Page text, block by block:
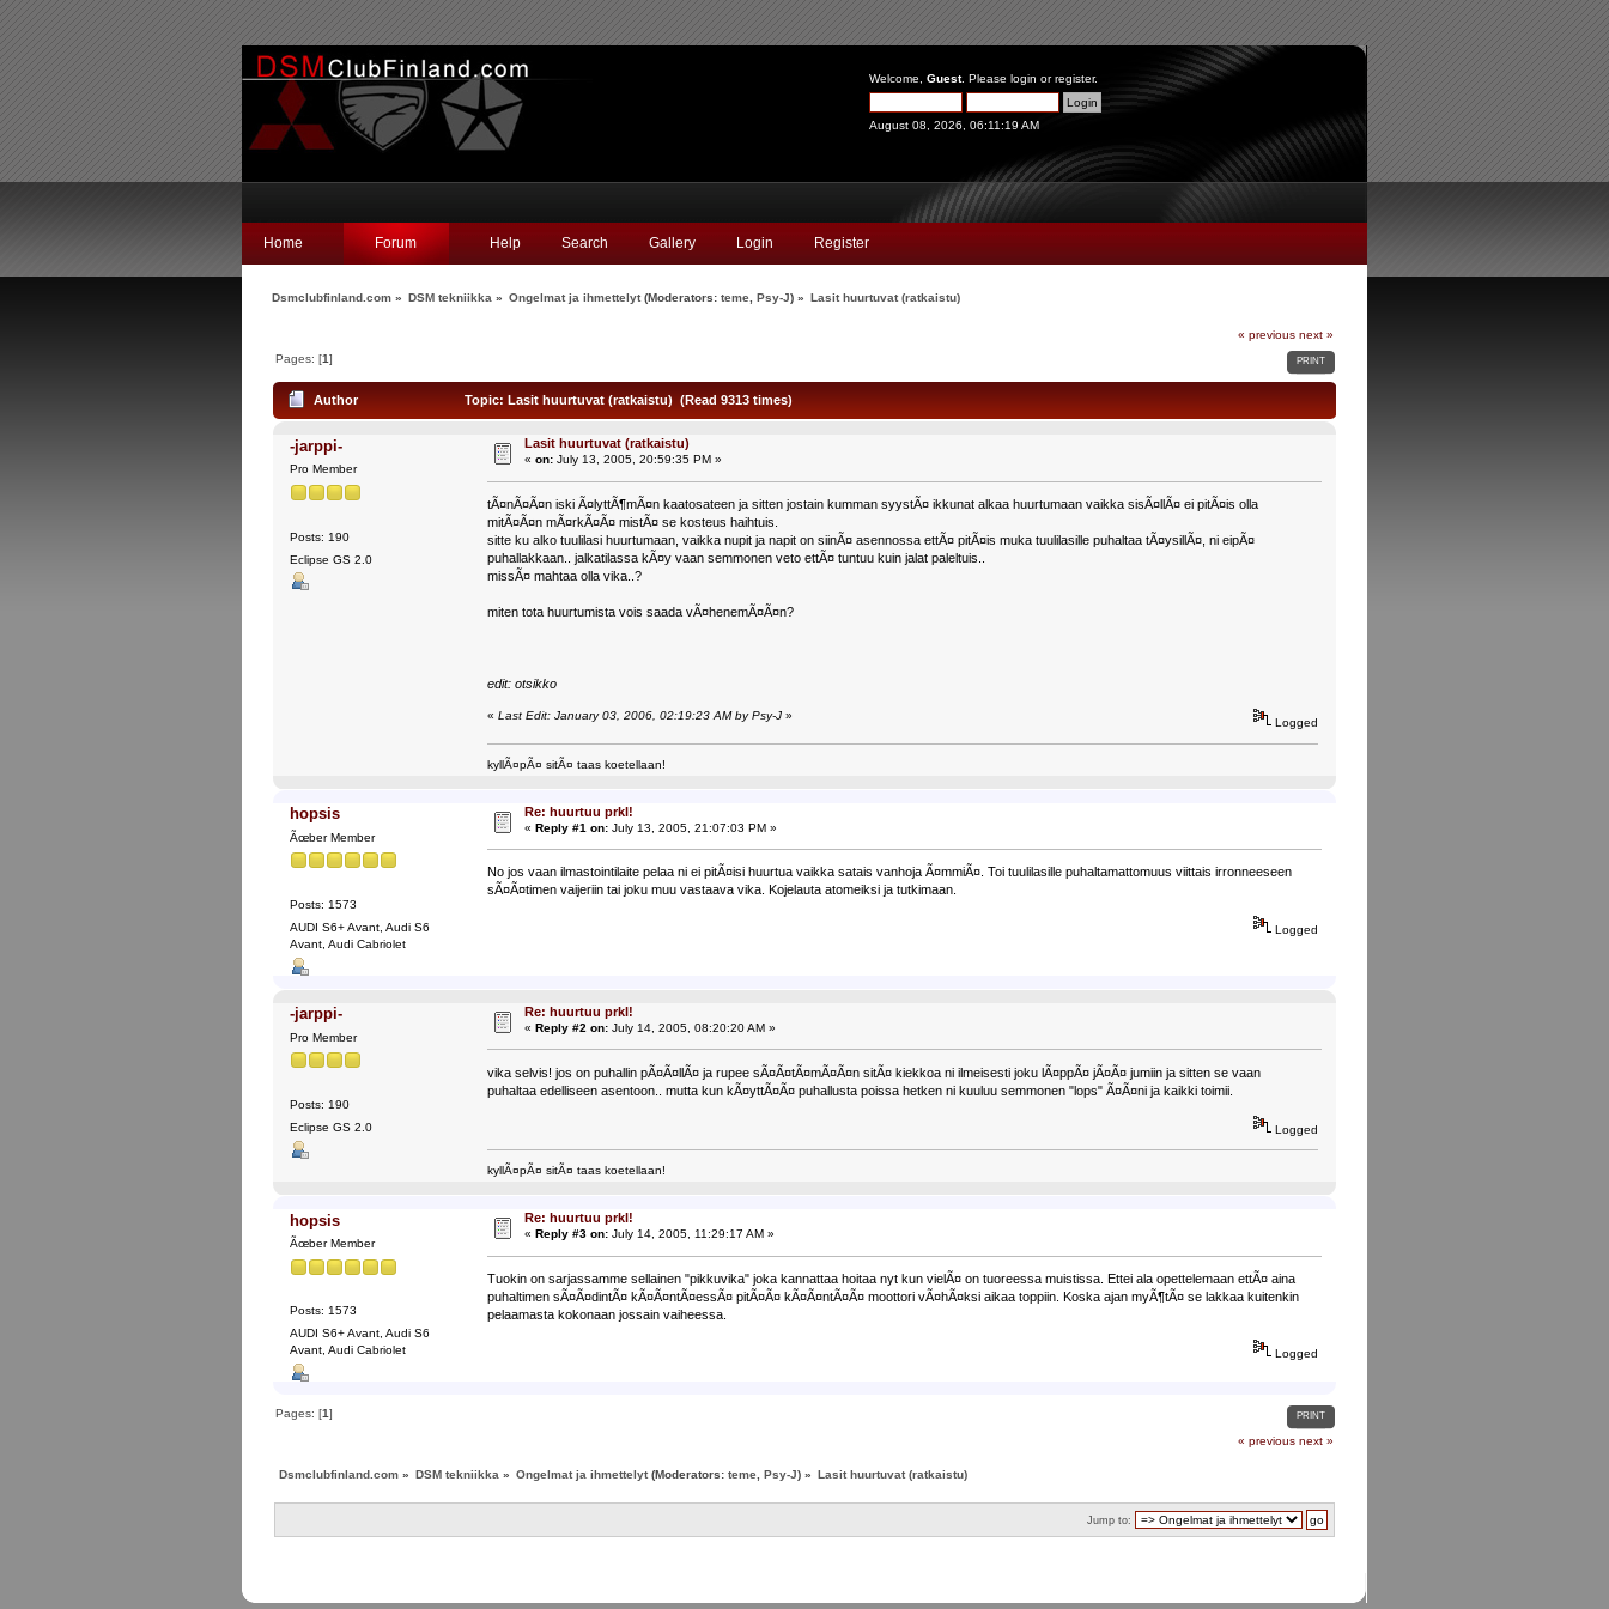
Welcome, Guest. Please login orregister.
August 08, 2026, 06:11:19 AM
Home Forum Help Search Gallery Login Register
Dsmclubfinland.com » DSM tekniikka » Ongelmat ja ihmettelyt(Moderators: teme, Psy-J) » Lasit huurtuvat (ratkaistu)
« previous next »
PRINT
Pages: [1]
Author Topic: Lasit huurtuvat (ratkaistu) (Read 9313 times)
-jarppi-
Pro Member
Posts: 190
Eclipse GS 2.0
Lasit huurtuvat (ratkaistu)
«on: July 13, 2005, 20:59:35 PM »
tÃ¤nÃ¤Ã¤n iski Ã¤lyttÃ¶mÃ¤n kaatosateen ja sitten jostain kumman syystÃ¤ ikkunat alkaa huurtumaan vaikka sisÃ¤llÃ¤ ei pitÃ¤is olla
mitÃ¤Ã¤n mÃ¤rkÃ¤Ã¤ mistÃ¤ se kosteus haihtuis.
sitte ku alko tuulilasi huurtumaan, vaikka nupit ja napit on siinÃ¤ asennossa ettÃ¤ pitÃ¤is muka tuulilasille puhaltaa tÃ¤ysillÃ¤, ni eipÃ¤
puhallakkaan.. jalkatilassa kÃ¤y vaan semmonen veto ettÃ¤ tuntuu kuin jalat paleltuis..
missÃ¤ mahtaa olla vika..?
miten tota huurtumista vois saada vÃ¤henemÃ¤Ã¤n?
edit: otsikko
« Last Edit: January 03, 2006, 02:19:23 AM by Psy-J»
Logged
kyllÃ¤pÃ¤ sitÃ¤ taas koetellaan!
hopsis
Ãœber Member
Posts: 1573
AUDI S6+ Avant, Audi S6
Avant, Audi Cabriolet
Re: huurtuu prkl!
«Reply #1 on: July 13, 2005, 21:07:03 PM »
No jos vaan ilmastointilaite pelaa ni ei pitÃ¤isi huurtua vaikka satais vanhoja Ã¤mmiÃ¤. Toi tuulilasille puhaltamattomuus viittais irronneeseen
sÃ¤Ã¤timen vaijeriin tai joku muu vastaava vika. Kojelauta atomeiksi ja tutkimaan.
Logged
-jarppi-
Pro Member
Posts: 190
Eclipse GS 2.0
Re: huurtuu prkl!
«Reply #2 on: July 14, 2005, 08:20:20 AM »
vika selvis! jos on puhallin pÃ¤Ã¤llÃ¤ ja rupee sÃ¤Ã¤tÃ¤mÃ¤Ã¤n sitÃ¤ kiekkoa ni ilmeisesti joku lÃ¤ppÃ¤ jÃ¤Ã¤ jumiin ja sitten se vaan
puhaltaa edelliseen asentoon.. mutta kun kÃ¤yttÃ¤Ã¤ puhallusta poissa hetken ni kuuluu semmonen "lops" Ã¤Ã¤ni ja kaikki toimii.
Logged
kyllÃ¤pÃ¤ sitÃ¤ taas koetellaan!
hopsis
Ãœber Member
Posts: 1573
AUDI S6+ Avant, Audi S6
Avant, Audi Cabriolet
Re: huurtuu prkl!
«Reply #3 on: July 14, 2005, 11:29:17 AM »
Tuokin on sarjassamme sellainen "pikkuvika" joka kannattaa hoitaa nyt kun vielÃ¤ on tuoreessa muistissa. Ettei ala opettelemaan ettÃ¤ aina
puhaltimen sÃ¤Ã¤dintÃ¤ kÃ¤Ã¤ntÃ¤essÃ¤ pitÃ¤Ã¤ kÃ¤Ã¤ntÃ¤Ã¤ moottori vÃ¤hÃ¤ksi aikaa toppiin. Koska ajan myÃ¶tÃ¤ se lakkaa kuitenkin
pelaamasta kokonaan jossain vaiheessa.
Logged
PRINT
Pages: [1]
« previous next »
Dsmclubfinland.com » DSM tekniikka » Ongelmat ja ihmettelyt(Moderators: teme, Psy-J) » Lasit huurtuvat (ratkaistu)
Jump to: